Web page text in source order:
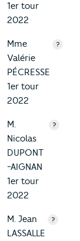
1er tour
2022
Mme
Valérie
PÉCRESSE
1er tour
2022
?
M.
Nicolas
DUPONT
-AIGNAN
1er tour
2022
?
M. Jean
LASSALLE
?